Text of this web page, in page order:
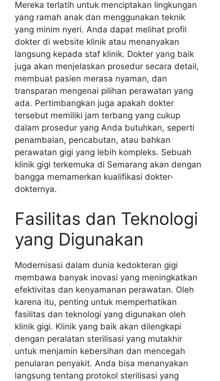
Mereka terlatih untuk menciptakan lingkungan
yang ramah anak dan menggunakan teknik
yang minim nyeri. Anda dapat melihat profil
dokter di website klinik atau menanyakan
langsung kepada staf klinik. Dokter yang baik
juga akan menjelaskan prosedur secara detail,
membuat pasien merasa nyaman, dan
transparan mengenai pilihan perawatan yang
ada. Pertimbangkan juga apakah dokter
tersebut memiliki jam terbang yang cukup
dalam prosedur yang Anda butuhkan, seperti
penambalan, pencabutan, atau bahkan
perawatan gigi yang lebih kompleks. Sebuah
klinik gigi terkemuka di Semarang akan dengan
bangga memamerkan kualifikasi dokter-
dokternya.
Fasilitas dan Teknologi
yang Digunakan
Modernisasi dalam dunia kedokteran gigi
membawa banyak inovasi yang meningkatkan
efektivitas dan kenyamanan perawatan. Oleh
karena itu, penting untuk memperhatikan
fasilitas dan teknologi yang digunakan oleh
klinik gigi. Klinik yang baik akan dilengkapi
dengan peralatan sterilisasi yang mutakhir
untuk menjamin kebersihan dan mencegah
penularan penyakit. Anda bisa menanyakan
langsung tentang protokol sterilisasi yang